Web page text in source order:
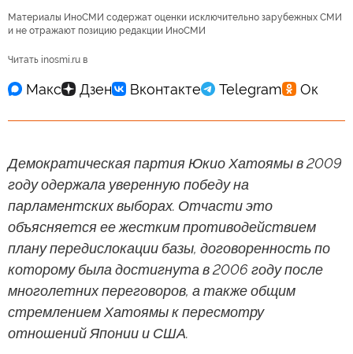
Материалы ИноСМИ содержат оценки исключительно зарубежных СМИ
и не отражают позицию редакции ИноСМИ
Читать inosmi.ru в
Демократическая партия Юкио Хатоямы в 2009
году одержала уверенную победу на
парламентских выборах. Отчасти это
объясняется ее жестким противодействием
плану передислокации базы, договоренность по
которому была достигнута в 2006 году после
многолетних переговоров, а также общим
стремлением Хатоямы к пересмотру
отношений Японии и США.